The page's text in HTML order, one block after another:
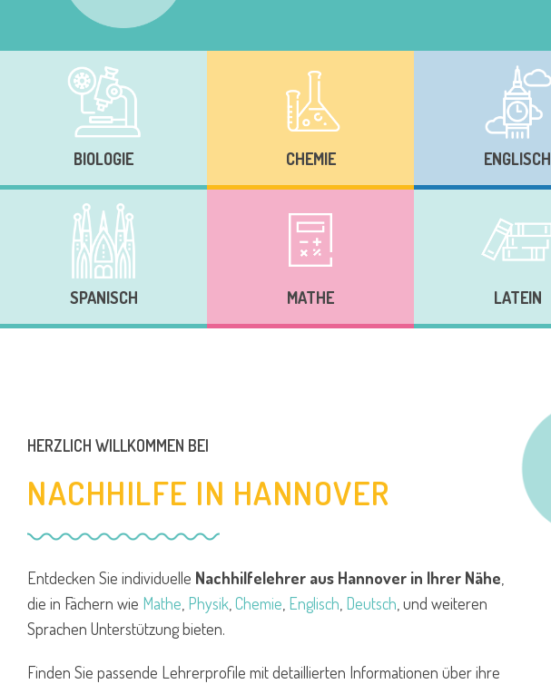
BIOLOGIE CHEMIE ENGLISCH
SPANISCH MATHE LATEIN
HERZLICH WILLKOMMEN BEI
NACHHILFE IN HANNOVER
Entdecken Sie individuelle Nachhilfelehrer aus Hannover in Ihrer Nähe
die in Fächern wie Mathe Physik Chemie Englisch Deutsch , und weiteren
Sprachen Unterstützung bieten.
Finden Sie passende Lehrerprofile mit detaillierten Informationen über ihre